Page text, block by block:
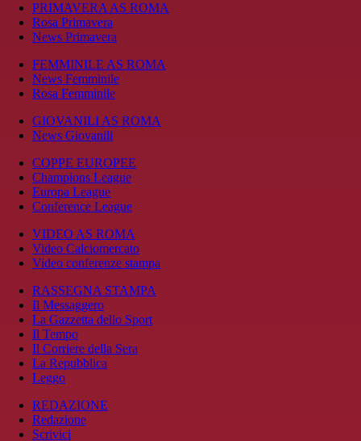
PRIMAVERA AS ROMA
Rosa Primavera
News Primavera
FEMMINILE AS ROMA
News Femminile
Rosa Femminile
GIOVANILI AS ROMA
News Giovanili
COPPE EUROPEE
Champions League
Europa League
Conference League
VIDEO AS ROMA
Video Calciomercato
Video conferenze stampa
RASSEGNA STAMPA
Il Messaggero
La Gazzetta dello Sport
Il Tempo
Il Corriere della Sera
La Repubblica
Leggo
REDAZIONE
Redazione
Scrivici